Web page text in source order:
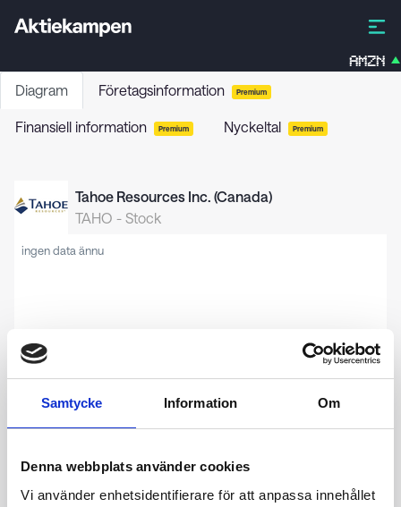
Samtycke Information Om
Denna webbplats använder cookies
Vi använder enhetsidentifierare för att anpassa innehållet
AMZN
Diagram Företagsinformation Premium
Finansiell information Premium Nyckeltal Premium
Tahoe Resources Inc. (Canada)
TAHO - Stock
ingen data ännu